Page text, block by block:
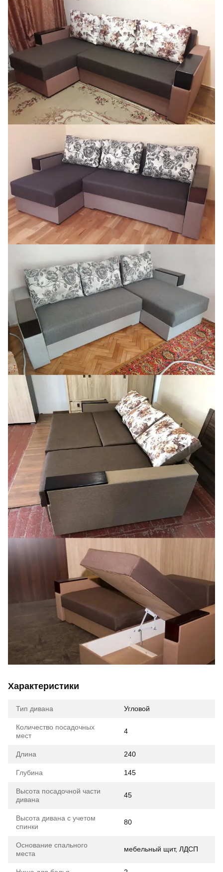
Характеристики
Тип дивана Угловой
Количество посадочных
мест
4
Длина 240
Глубина 145
Высота посадочной части
дивана
45
Высота дивана с учетом
спинки
80
Основание спального
места
мебельный щит, ЛДСП